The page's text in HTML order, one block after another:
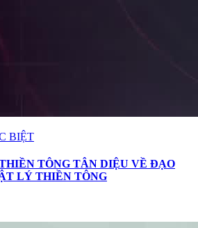
BIỆT
TÔNG TÂN DIỆU VỀ ĐẠO
LÝ THIỀN TÔNG